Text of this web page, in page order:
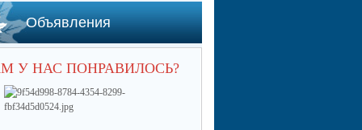
Объявления
У НАС ПОНРАВИЛОСЬ?